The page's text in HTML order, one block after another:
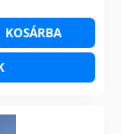
KOSÁRBA